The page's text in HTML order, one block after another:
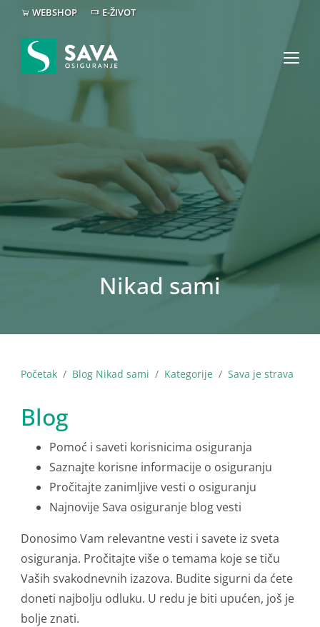
WEBSHOP E-ŽIVOT
Nikad sami
Početak Blog Nikad sami Kategorije Sava je strava
Blog
Pomoć i saveti korisnicima osiguranja
Saznajte korisne informacije o osiguranju
Pročitajte zanimljive vesti o osiguranju
Najnovije Sava osiguranje blog vesti
Donosimo Vam relevantne vesti i savete iz sveta
osiguranja. Pročitajte više o temama koje se tiču
Vaših svakodnevnih izazova. Budite sigurni da ćete
doneti najbolju odluku. U redu je biti upućen, još je
bolje znati.